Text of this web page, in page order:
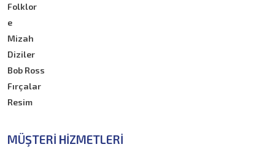
Folklor
e
Mizah
Diziler
Bob Ross
Fırçalar
Resim
MÜŞTERI HIZMETLERI